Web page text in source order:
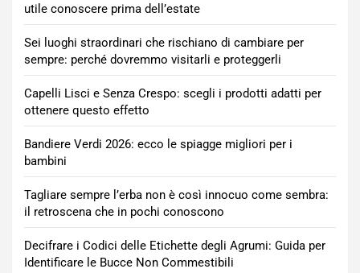
utile conoscere prima dell’estate
Sei luoghi straordinari che rischiano di cambiare per
sempre: perché dovremmo visitarli e proteggerli
Capelli Lisci e Senza Crespo: scegli i prodotti adatti per
ottenere questo effetto
Bandiere Verdi 2026: ecco le spiagge migliori per i
bambini
Tagliare sempre l’erba non è così innocuo come sembra:
il retroscena che in pochi conoscono
Decifrare i Codici delle Etichette degli Agrumi: Guida per
Identificare le Bucce Non Commestibili